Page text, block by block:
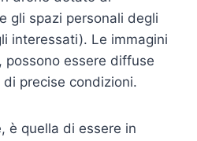
gli spazi personali degli
interessati). Le immagini
possono essere diffuse
precise condizioni.
è quella di essere in